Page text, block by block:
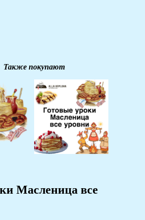
Также покупают
Масленица все